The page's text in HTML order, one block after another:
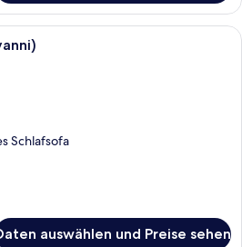
Apartment, Balkon (Giovanni) |
Schlafsofa
auswählen und Preise sehen